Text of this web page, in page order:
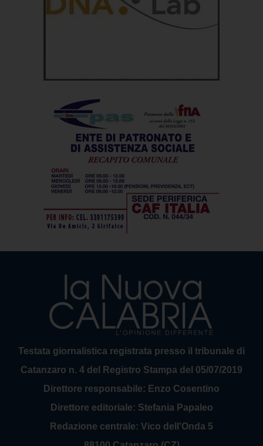
Testata giornalistica registrata presso il tribunale di
Catanzaro n. 4 del Registro Stampa del 05/07/2019
Direttore responsabile: Enzo Cosentino
Direttore editoriale: Stefania Papaleo
Redazione centrale: Vico dell'Onda 5